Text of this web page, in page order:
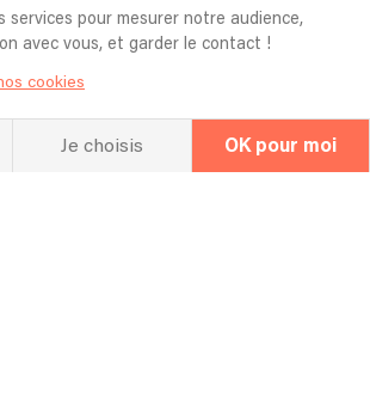
services pour mesurer notre audience,
avec vous, et garder le contact !
cookies
Je choisis OK pour moi